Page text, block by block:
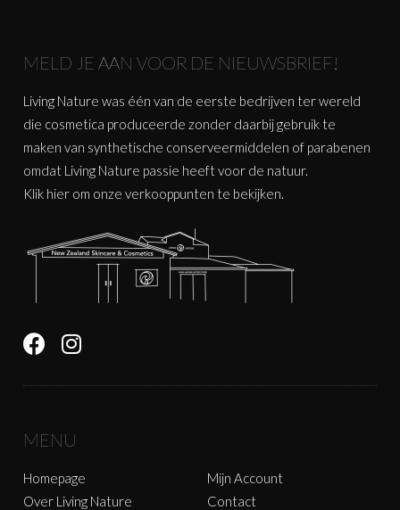
MELD JE AAN VOOR DE NIEUWSBRIEF!
Living Nature was één van de eerste bedrijven ter wereld
die cosmetica produceerde zonder daarbij gebruik te
maken van synthetische conserveermiddelen of parabenen
omdat Living Nature passie heeft voor de natuur.
Klik hier om onze verkooppunten te bekijken.
MENU
Homepage
Over Living Nature
Mijn Account
Contact